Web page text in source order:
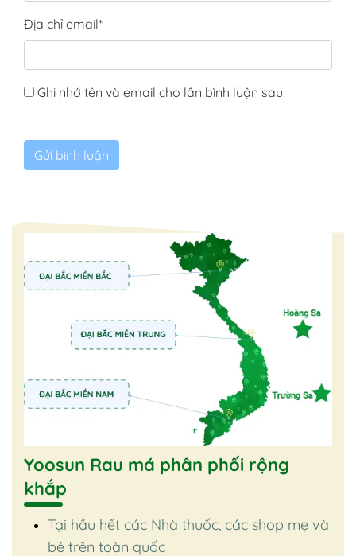
Địa chỉ email*
Ghi nhớ tên và email cho lần bình luận sau.
Yoosun Rau má phân phối rộng
khắp
Tại hầu hết các Nhà thuốc, các shop mẹ và
bé trên toàn quốc